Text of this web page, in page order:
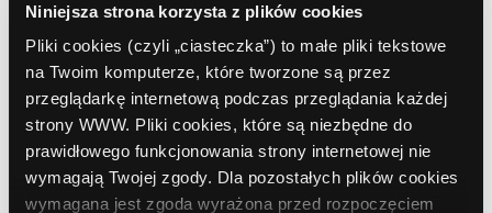
Niniejsza strona korzysta z plików cookies
Pliki cookies (czyli „ciasteczka”) to małe pliki tekstowe
na Twoim komputerze, które tworzone są przez
przeglądarkę internetową podczas przeglądania każdej
strony WWW. Pliki cookies, które są niezbędne do
prawidłowego funkcjonowania strony internetowej nie
wymagają Twojej zgody. Dla pozostałych plików cookies
wymagana jest zgoda wyrażona przed rozpoczęciem
grudzień 2018
listopad 2018
październik 2018
wrzesień 2018
sierpień 2018